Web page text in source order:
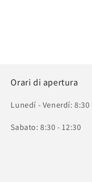
Orari di apertura
Lunedí - Venerdí: 8:30
Sabato: 8:30 - 12:30